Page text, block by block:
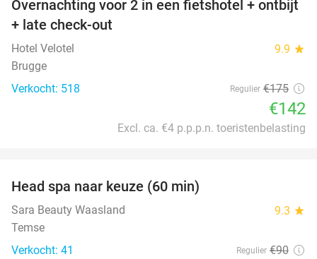
19%
Overnachting voor 2 in een fietshotel + ontbijt
+ late check-out
Hotel Velotel 9.9 star
Brugge
Verkocht: 518
Regulier €175
€142
Excl. ca. €4 p.p.p.n. toeristenbelasting
Head spa naar keuze (60 min)
Sara Beauty Waasland 9.3 star
Temse
Verkocht: 41
Regulier €90